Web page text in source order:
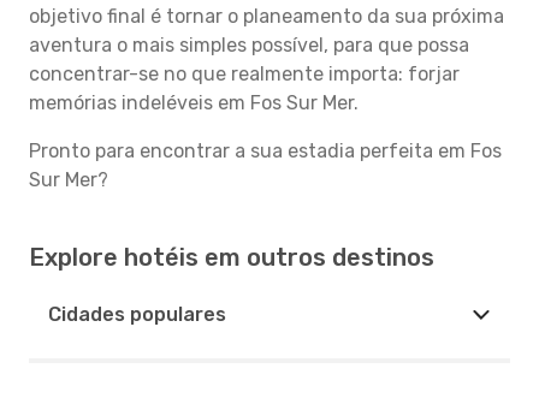
objetivo final é tornar o planeamento da sua próxima
aventura o mais simples possível, para que possa
concentrar-se no que realmente importa: forjar
memórias indeléveis em Fos Sur Mer.
Pronto para encontrar a sua estadia perfeita em Fos
Sur Mer?
Explore hotéis em outros destinos
Cidades populares